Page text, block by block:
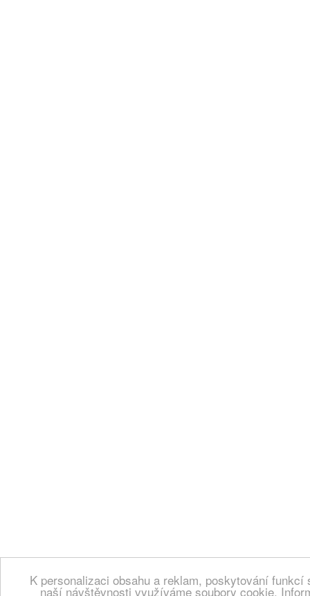
K personalizaci obsahu a reklam, poskytování
naší návštěvnosti využíváme soubory cookie.